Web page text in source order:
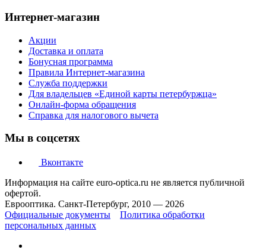
Интернет-магазин
Акции
Доставка и оплата
Бонусная программа
Правила Интернет-магазина
Служба поддержки
Для владельцев «Единой карты петербуржца»
Онлайн-форма обращения
Справка для налогового вычета
Мы в соцсетях
Вконтакте
Информация на сайте euro-optica.ru не является публичной
офертой.
Еврооптика. Санкт-Петербург, 2010 — 2026
Официальные документы
Политика обработки
персональных данных